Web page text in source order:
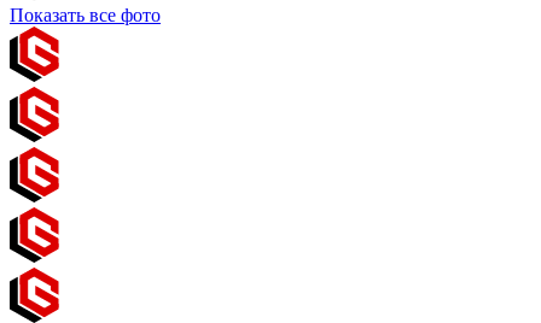
Показать все фото